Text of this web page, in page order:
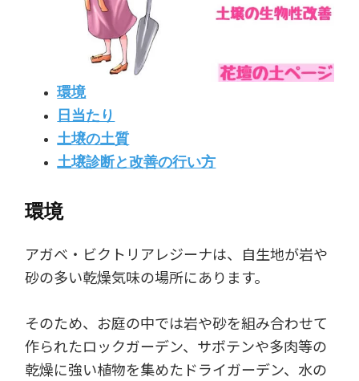
環境
日当たり
土壌の土質
土壌診断と改善の行い方
環境
アガベ・ビクトリアレジーナは、自生地が岩や
砂の多い乾燥気味の場所にあります。
そのため、お庭の中では岩や砂を組み合わせて
作られたロックガーデン、サボテンや多肉等の
乾燥に強い植物を集めたドライガーデン、水の